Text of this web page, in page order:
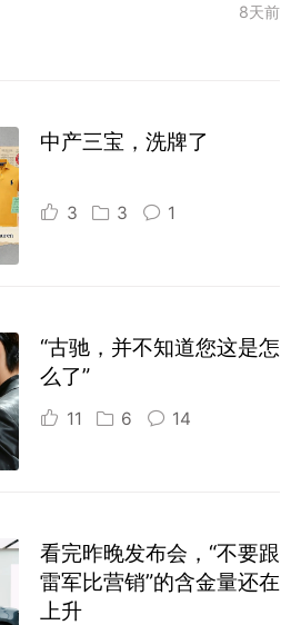
8天前
中产三宝，洗牌了
3 3 1
“古驰，并不知道您这是怎
么了”
11 6 14
看完昨晚发布会，“不要跟
雷军比营销”的含金量还在
上升